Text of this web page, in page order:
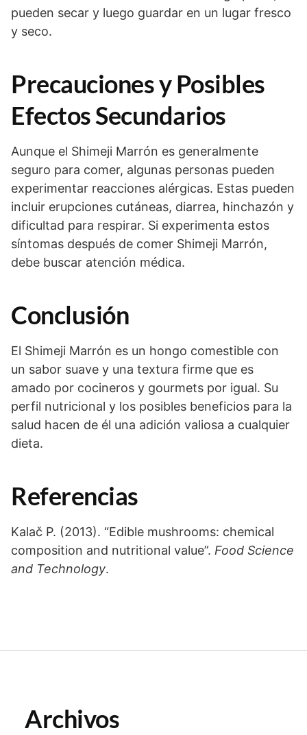
pueden secar y luego guardar en un lugar fresco
y seco.
Precauciones y Posibles
Efectos Secundarios
Aunque el Shimeji Marrón es generalmente
seguro para comer, algunas personas pueden
experimentar reacciones alérgicas. Estas pueden
incluir erupciones cutáneas, diarrea, hinchazón y
dificultad para respirar. Si experimenta estos
síntomas después de comer Shimeji Marrón,
debe buscar atención médica.
Conclusión
El Shimeji Marrón es un hongo comestible con
un sabor suave y una textura firme que es
amado por cocineros y gourmets por igual. Su
perfil nutricional y los posibles beneficios para la
salud hacen de él una adición valiosa a cualquier
dieta.
Referencias
Kalač P. (2013). “Edible mushrooms: chemical
composition and nutritional value”. Food Science
and Technology.
Archivos